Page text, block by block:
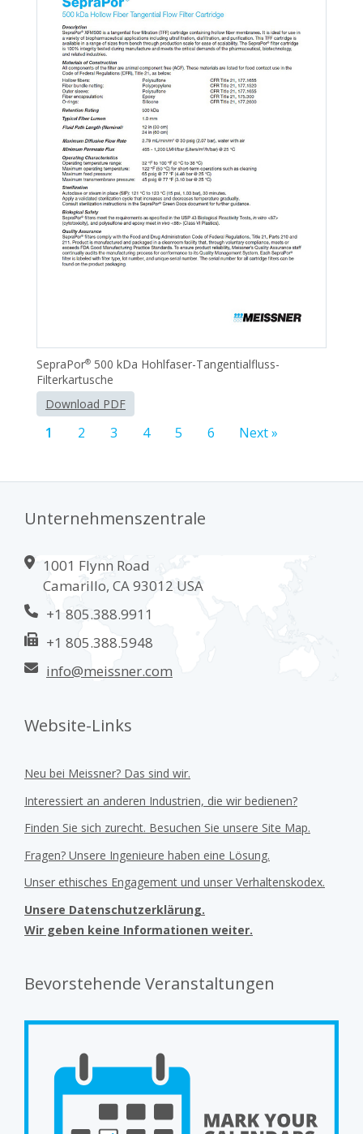
SepraPor® 500 kDa Hohlfaser-Tangentialfluss-
Filterkartusche
Download PDF
1 2 3 4 5 6 Next »
Unternehmenszentrale
1001 Flynn Road
Camarillo, CA 93012 USA
+1 805.388.9911
+1 805.388.5948
info@meissner.com
Website-Links
Neu bei Meissner? Das sind wir.
Interessiert an anderen Industrien, die wir bedienen?
Finden Sie sich zurecht. Besuchen Sie unsere Site Map.
Fragen? Unsere Ingenieure haben eine Lösung.
Unser ethisches Engagement und unser Verhaltenskodex.
Unsere Datenschutzerklärung.
Wir geben keine Informationen weiter.
Bevorstehende Veranstaltungen